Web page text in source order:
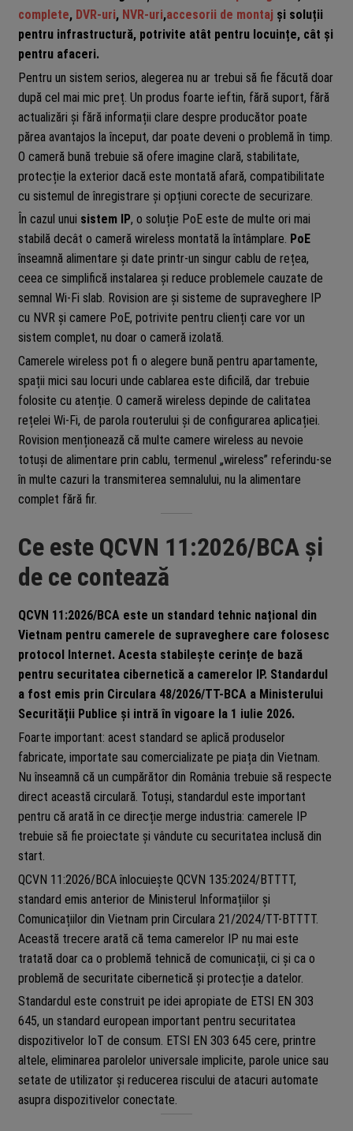
complete, DVR-uri, NVR-uri,accesorii de montaj și soluții
pentru infrastructură, potrivite atât pentru locuințe, cât și
pentru afaceri.
Pentru un sistem serios, alegerea nu ar trebui să fie făcută doar
după cel mai mic preț. Un produs foarte ieftin, fără suport, fără
actualizări și fără informații clare despre producător poate
părea avantajos la început, dar poate deveni o problemă în timp.
O cameră bună trebuie să ofere imagine clară, stabilitate,
protecție la exterior dacă este montată afară, compatibilitate
cu sistemul de înregistrare și opțiuni corecte de securizare.
În cazul unui sistem IP, o soluție PoE este de multe ori mai
stabilă decât o cameră wireless montată la întâmplare. PoE
înseamnă alimentare și date printr-un singur cablu de rețea,
ceea ce simplifică instalarea și reduce problemele cauzate de
semnal Wi-Fi slab. Rovision are și sisteme de supraveghere IP
cu NVR și camere PoE, potrivite pentru clienți care vor un
sistem complet, nu doar o cameră izolată.
Camerele wireless pot fi o alegere bună pentru apartamente,
spații mici sau locuri unde cablarea este dificilă, dar trebuie
folosite cu atenție. O cameră wireless depinde de calitatea
rețelei Wi-Fi, de parola routerului și de configurarea aplicației.
Rovision menționează că multe camere wireless au nevoie
totuși de alimentare prin cablu, termenul „wireless” referindu-se
în multe cazuri la transmiterea semnalului, nu la alimentare
complet fără fir.
Ce este QCVN 11:2026/BCA și
de ce contează
QCVN 11:2026/BCA este un standard tehnic național din
Vietnam pentru camerele de supraveghere care folosesc
protocol Internet. Acesta stabilește cerințe de bază
pentru securitatea cibernetică a camerelor IP. Standardul
a fost emis prin Circulara 48/2026/TT-BCA a Ministerului
Securității Publice și intră în vigoare la 1 iulie 2026.
Foarte important: acest standard se aplică produselor
fabricate, importate sau comercializate pe piața din Vietnam.
Nu înseamnă că un cumpărător din România trebuie să respecte
direct această circulară. Totuși, standardul este important
pentru că arată în ce direcție merge industria: camerele IP
trebuie să fie proiectate și vândute cu securitatea inclusă din
start.
QCVN 11:2026/BCA înlocuiește QCVN 135:2024/BTTTT,
standard emis anterior de Ministerul Informațiilor și
Comunicațiilor din Vietnam prin Circulara 21/2024/TT-BTTTT.
Această trecere arată că tema camerelor IP nu mai este
tratată doar ca o problemă tehnică de comunicații, ci și ca o
problemă de securitate cibernetică și protecție a datelor.
Standardul este construit pe idei apropiate de ETSI EN 303
645, un standard european important pentru securitatea
dispozitivelor IoT de consum. ETSI EN 303 645 cere, printre
altele, eliminarea parolelor universale implicite, parole unice sau
setate de utilizator și reducerea riscului de atacuri automate
asupra dispozitivelor conectate.